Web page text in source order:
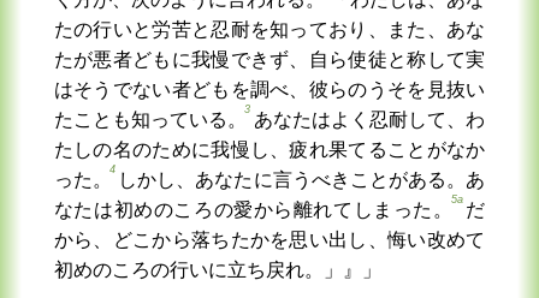
たの行いと労苦と忍耐を知っており、また、あな
たが悪者どもに我慢できず、自ら使徒と称して実
はそうでない者どもを調べ、彼らのうそを見抜い
たことも知っている。
3
あなたはよく忍耐して、わ
たしの名のために我慢し、疲れ果てることがなか
った。
4
しかし、あなたに言うべきことがある。あ
なたは初めのころの愛から離れてしまった。
5a
だ
から、どこから落ちたかを思い出し、悔い改めて
初めのころの行いに立ち戻れ。」』」